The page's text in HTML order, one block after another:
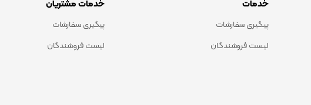
خدمات
پیگیری سفارشات
لیست فروشندگان
خدمات مشتریان
پیگیری سفارشات
لیست فروشندگان